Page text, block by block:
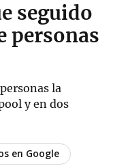
seguido
personas
la
y en dos
en Google